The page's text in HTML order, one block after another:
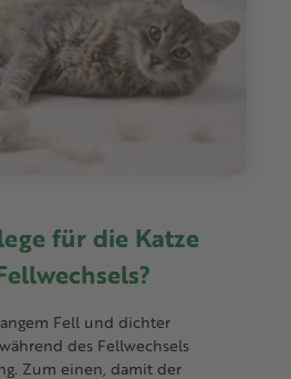
für die Katze
Fell und dichter
des Fellwechsels
Zum einen, damit der